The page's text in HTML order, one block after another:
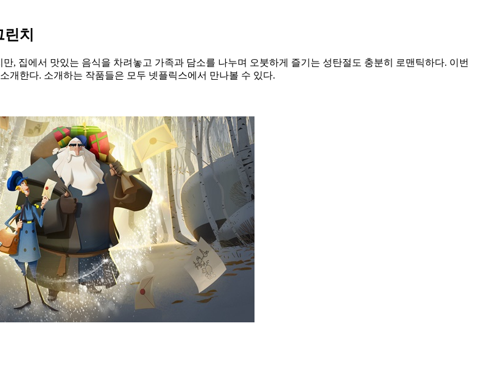
치
, 집에서 맛있는 음식을 차려놓고 가족과 담소를 나누며 오붓하게 즐기는 성탄절도 충분히 로맨틱하다. 이번
개한다. 소개하는 작품들은 모두 넷플릭스에서 만나볼 수 있다.